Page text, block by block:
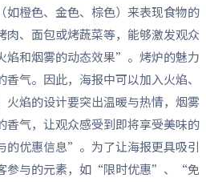
如橙色、金色、棕色）来表现食物的
肉、面包或烤蔬菜等，能够激发观众
焰和烟雾的动态效果”。烤炉的魅力
气。因此，海报中可以加入火焰、
火焰的设计要突出温暖与热情，烟雾
香气，让观众感受到即将享受美味的
优惠信息”。为了让海报更具吸引
参与的元素，如“限时优惠”、“免